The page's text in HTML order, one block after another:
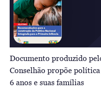
Documento produzido
Conselhão propõe
6 anos e suas famílias